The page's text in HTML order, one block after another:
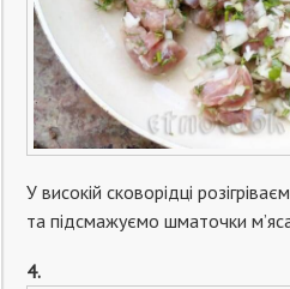
У високій сковорідці
та підсмажуємо шматочки
4.